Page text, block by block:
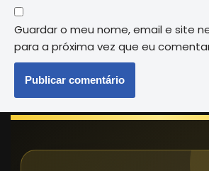
Guardar o meu nome, email e site
para a próxima vez que eu